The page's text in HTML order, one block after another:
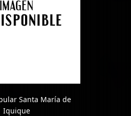
Santa María de
Iquique